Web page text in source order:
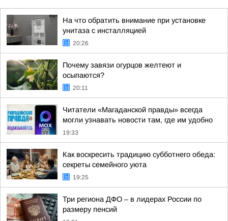
На что обратить внимание при установке
унитаза с инсталляцией
20:26
Почему завязи огурцов желтеют и
осыпаются?
20:11
Читатели «Магаданской правды» всегда
могли узнавать новости там, где им удобно
19:33
Как воскресить традицию субботнего обеда:
секреты семейного уюта
19:25
Три региона ДФО – в лидерах России по
размеру пенсий